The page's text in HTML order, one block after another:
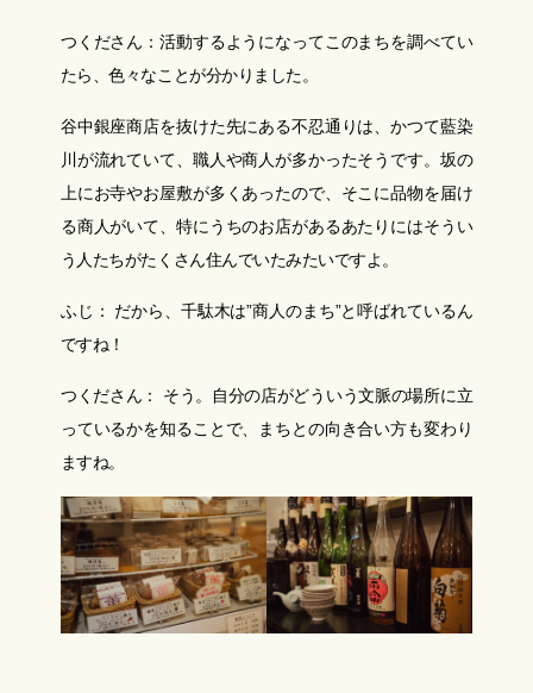
つくださん：活動するようになってこのまちを調べてい
たら、色々なことが分かりました。
谷中銀座商店を抜けた先にある不忍通りは、かつて藍染
川が流れていて、職人や商人が多かったそうです。坂の
上にお寺やお屋敷が多くあったので、そこに品物を届け
る商人がいて、特にうちのお店があるあたりにはそうい
う人たちがたくさん住んでいたみたいですよ。
ふじ： だから、千駄木は”商人のまち”と呼ばれているん
ですね！
つくださん： そう。自分の店がどういう文脈の場所に立
っているかを知ることで、まちとの向き合い方も変わり
ますね。